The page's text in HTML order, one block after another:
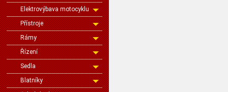
Elektrovýbava motocyklu
Přístroje
Rámy
Řízení
Sedla
Blatníky